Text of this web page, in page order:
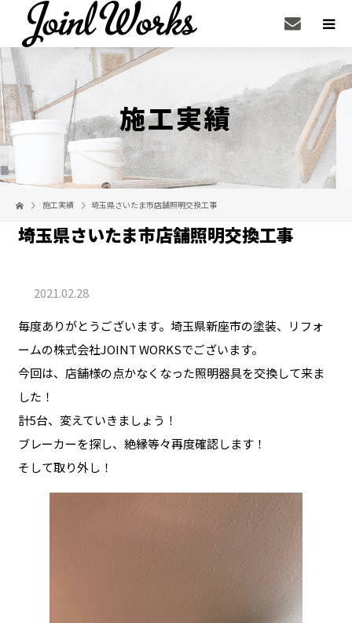
施工実績
施工実績 埼玉県さいたま市店舗照明交換工事
埼玉県さいたま市店舗照明交換工事
2021.02.28
毎度ありがとうございます。埼玉県新座市の塗装、リフォ
ームの株式会社JOINT WORKSでございます。
今回は、店舗様の点かなくなった照明器具を交換して来ま
した！
計5台、変えていきましょう！
ブレーカーを探し、絶縁等々再度確認します！
そして取り外し！